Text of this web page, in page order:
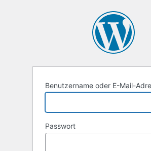
Benutzername oder E-Mail-
Passwort